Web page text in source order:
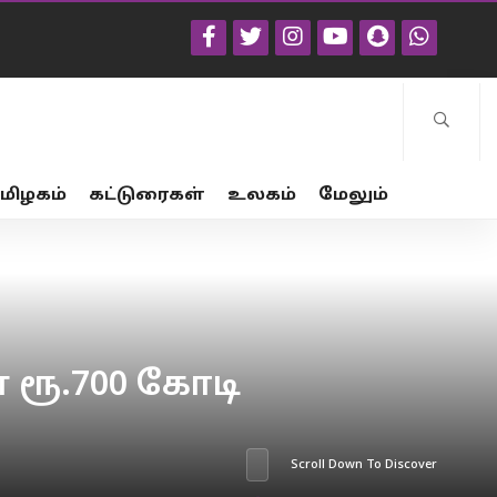
கட்டுரைகள் உலகம் மேலும்
கோடி
Scroll Down To Discover